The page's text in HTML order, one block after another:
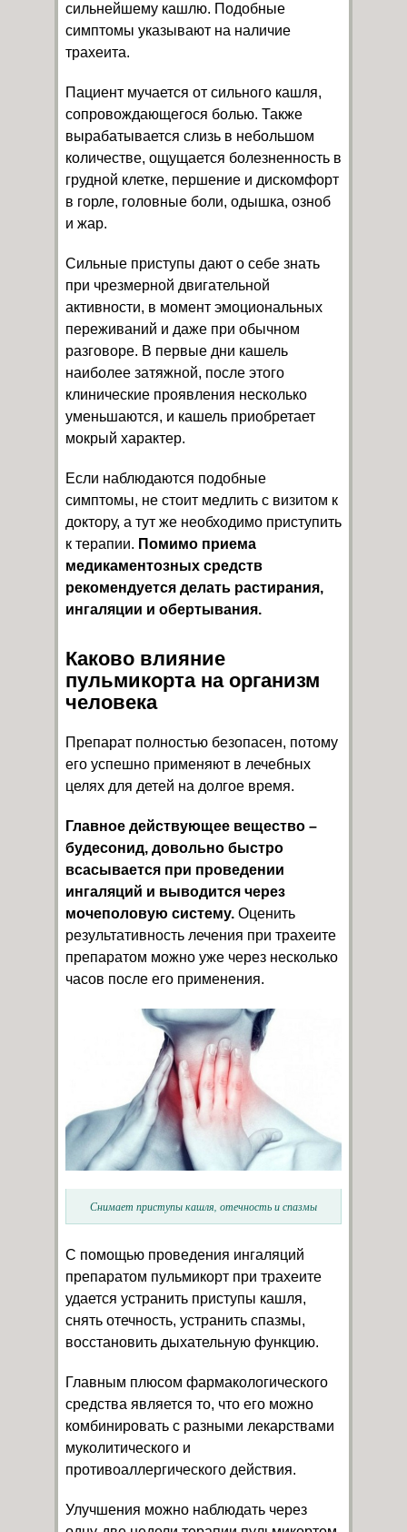
сильнейшему кашлю. Подобные
симптомы указывают на наличие
трахеита.
Пациент мучается от сильного кашля,
сопровождающегося болью. Также
вырабатывается слизь в небольшом
количестве, ощущается болезненность в
грудной клетке, першение и дискомфорт
в горле, головные боли, одышка, озноб
и жар.
Сильные приступы дают о себе знать
при чрезмерной двигательной
активности, в момент эмоциональных
переживаний и даже при обычном
разговоре. В первые дни кашель
наиболее затяжной, после этого
клинические проявления несколько
уменьшаются, и кашель приобретает
мокрый характер.
Если наблюдаются подобные
симптомы, не стоит медлить с визитом к
доктору, а тут же необходимо приступить
к терапии. Помимо приема
медикаментозных средств
рекомендуется делать растирания,
ингаляции и обертывания.
Каково влияние
пульмикорта на организм
человека
Препарат полностью безопасен, потому
его успешно применяют в лечебных
целях для детей на долгое время.
Главное действующее вещество –
будесонид, довольно быстро
всасывается при проведении
ингаляций и выводится через
мочеполовую систему. Оценить
результативность лечения при трахеите
препаратом можно уже через несколько
часов после его применения.
Снимает приступы кашля, отечность и спазмы
С помощью проведения ингаляций
препаратом пульмикорт при трахеите
удается устранить приступы кашля,
снять отечность, устранить спазмы,
восстановить дыхательную функцию.
Главным плюсом фармакологического
средства является то, что его можно
комбинировать с разными лекарствами
муколитического и
противоаллергического действия.
Улучшения можно наблюдать через